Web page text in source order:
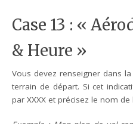
Case 13 : «
& Heure »
Vous devez renseigner dans
terrain de départ. Si cet
par XXXX et précisez le nom